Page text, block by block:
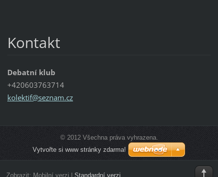
Kontakt
Debatní klub
+420603763714
kolektif@seznam.cz
© 2012 Všechna práva vyhrazena.
Vytvořte si www stránky zdarma!
Zobrazit: Mobilní verzi | Standardní verzi